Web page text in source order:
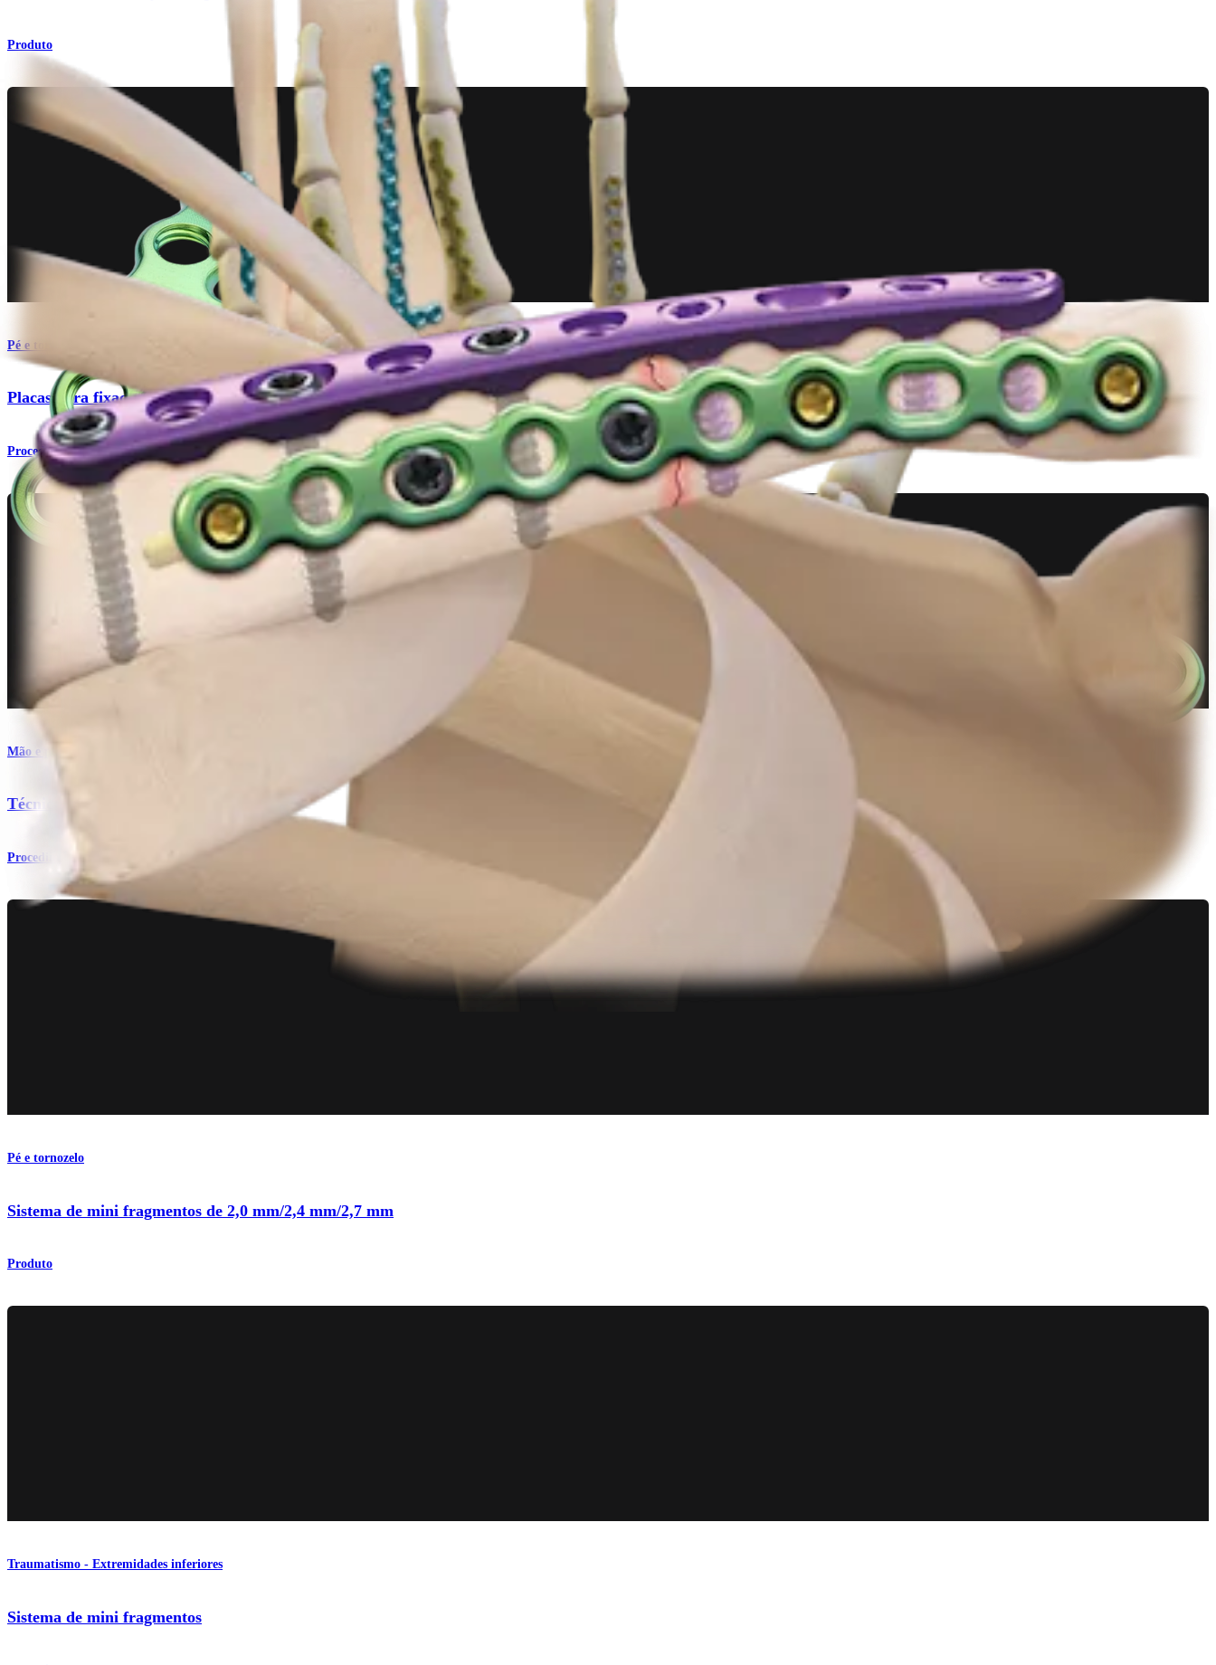
Produto
Pé e tornozelo
Placas para fixação de mini-fragmentos
Procedimento
Mão e punho
Técnica com mini placas para fragmento
Procedimento
Pé e tornozelo
Sistema de mini fragmentos de 2,0 mm/2,4 mm/2,7 mm
Produto
Traumatismo - Extremidades inferiores
Sistema de mini fragmentos